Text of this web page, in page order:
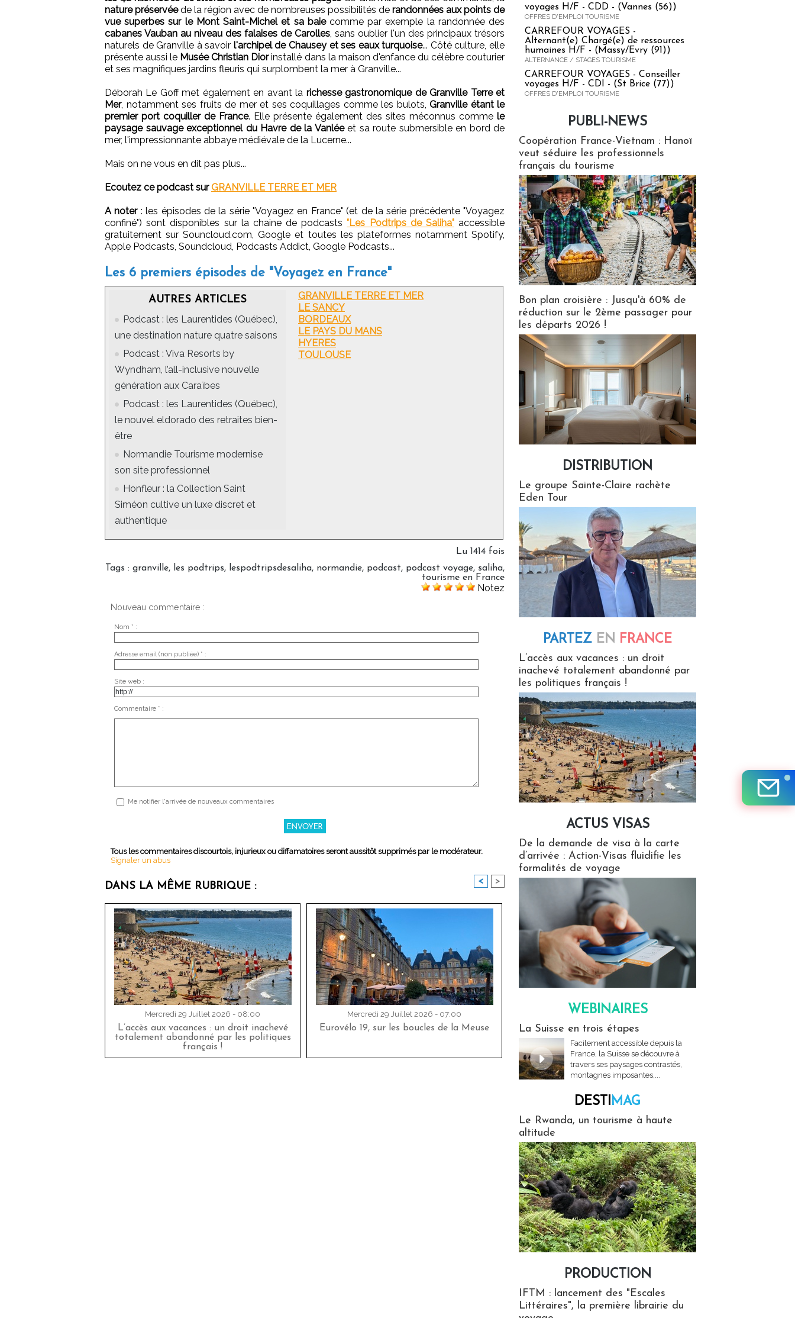
nature préservéede la région avec de nombreuses possibilités de randonnées aux points de
vue superbes sur le Mont Saint-Michel et sa baiecomme par exemple la randonnée des
cabanes Vauban au niveau des falaises de Carolles, sans oublier l'un des principaux trésors
naturels de Granville à savoir l'archipel de Chausey et ses eaux turquoise... Côté culture, elle
présente aussi le Musée Christian Diorinstallé dans la maison d'enfance du célèbre couturier
et ses magnifiques jardins fleuris qui surplombent la mer à Granville...
Déborah Le Goff met également en avant la richesse gastronomique de Granville Terre et
Mer, notamment ses fruits de mer et ses coquillages comme les bulots, Granville étant le
premier port coquiller de France. Elle présente également des sites méconnus comme le
paysage sauvage exceptionnel du Havre de la Vanléeet sa route submersible en bord de
mer, l'impressionnante abbaye médiévale de la Lucerne...
Mais on ne vous en dit pas plus...
Ecoutez ce podcast surGRANVILLE TERRE ET MER
A noter : les épisodes de la série "Voyagez en France" (et de la série précédente "Voyagez
confiné") sont disponibles sur la chaine de podcasts"Les Podtrips de Saliha"accessible
gratuitement sur Souncloud.com, Google et toutes les plateformes notamment Spotify,
Apple Podcasts, Soundcloud, Podcasts Addict, Google Podcasts...
Les 6 premiers épisodes de "Voyagez en France"
AUTRES ARTICLES
Podcast : les Laurentides (Québec),
une destination nature quatre saisons
Podcast : Viva Resorts by
Wyndham, l’all-inclusive nouvelle
génération aux Caraïbes
Podcast : les Laurentides (Québec),
le nouvel eldorado des retraites bien-
être
Normandie Tourisme modernise
son site professionnel
Honfleur : la Collection Saint
Siméon cultive un luxe discret et
authentique
GRANVILLE TERRE ET MER
LE SANCY
BORDEAUX
LE PAYS DU MANS
HYERES
TOULOUSE
Lu 1414 fois
Tags : granville, les podtrips, lespodtripsdesaliha, normandie, podcast, podcast voyage, saliha,
tourisme en France
Notez
Nouveau commentaire :
Nom * :
Adresse email (non publiée) * :
Site web :
Commentaire * :
Me notifier l'arrivée de nouveaux commentaires
Tous les commentaires discourtois, injurieux ou diffamatoires seront aussitôt supprimés par le modérateur.
Signaler un abus
DANS LA MÊME RUBRIQUE : < >
Mercredi 29 Juillet 2026 - 08:00
L’accès aux vacances : un droit inachevé
totalement abandonné par les politiques
français !
Mercredi 29 Juillet 2026 - 07:00
Eurovélo 19, sur les boucles de la Meuse
voyages H/F - CDD - (Vannes (56))
OFFRES D'EMPLOI TOURISME
CARREFOUR VOYAGES -
Alternant(e) Chargé(e) de ressources
humaines H/F - (Massy/Evry (91))
ALTERNANCE / STAGES TOURISME
CARREFOUR VOYAGES - Conseiller
voyages H/F - CDI - (St Brice (77))
OFFRES D'EMPLOI TOURISME
PUBLI-NEWS
Coopération France-Vietnam : Hanoï
veut séduire les professionnels
français du tourisme
Bon plan croisière : Jusqu'à 60% de
réduction sur le 2ème passager pour
les départs 2026 !
DISTRIBUTION
Le groupe Sainte-Claire rachète
Eden Tour
PARTEZ EN FRANCE
L’accès aux vacances : un droit
inachevé totalement abandonné par
les politiques français !
ACTUS VISAS
De la demande de visa à la carte
d’arrivée : Action-Visas fluidifie les
formalités de voyage
WEBINAIRES
La Suisse en trois étapes
Facilement accessible depuis la
France, la Suisse se découvre à
travers ses paysages contrastés,
montagnes imposantes,...
DESTIMAG
Le Rwanda, un tourisme à haute
altitude
PRODUCTION
IFTM : lancement des "Escales
Littéraires", la première librairie du